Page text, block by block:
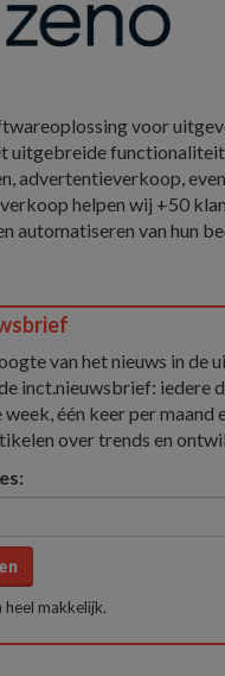
voor
uitgebreide
advertentieverkoop,
helpen wij +50
automatiseren van hun
van het nieuws in de
inct.nieuwsbrief: iedere
week, één keer per
over trends en
makkelijk.